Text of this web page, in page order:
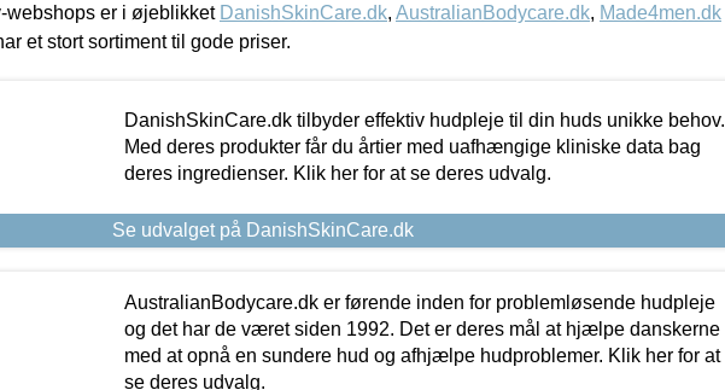
webshops er i øjeblikket DanishSkinCare.dk, AustralianBodycare.dk, Made4men.dk
et stort sortiment til gode priser.
DanishSkinCare.dk tilbyder effektiv hudpleje til din huds unikke behov.
Med deres produkter får du årtier med uafhængige kliniske data bag
deres ingredienser. Klik her for at se deres udvalg.
Se udvalget på DanishSkinCare.dk
AustralianBodycare.dk er førende inden for problemløsende hudpleje
og det har de været siden 1992. Det er deres mål at hjælpe danskerne
med at opnå en sundere hud og afhjælpe hudproblemer. Klik her for at
se deres udvalg.